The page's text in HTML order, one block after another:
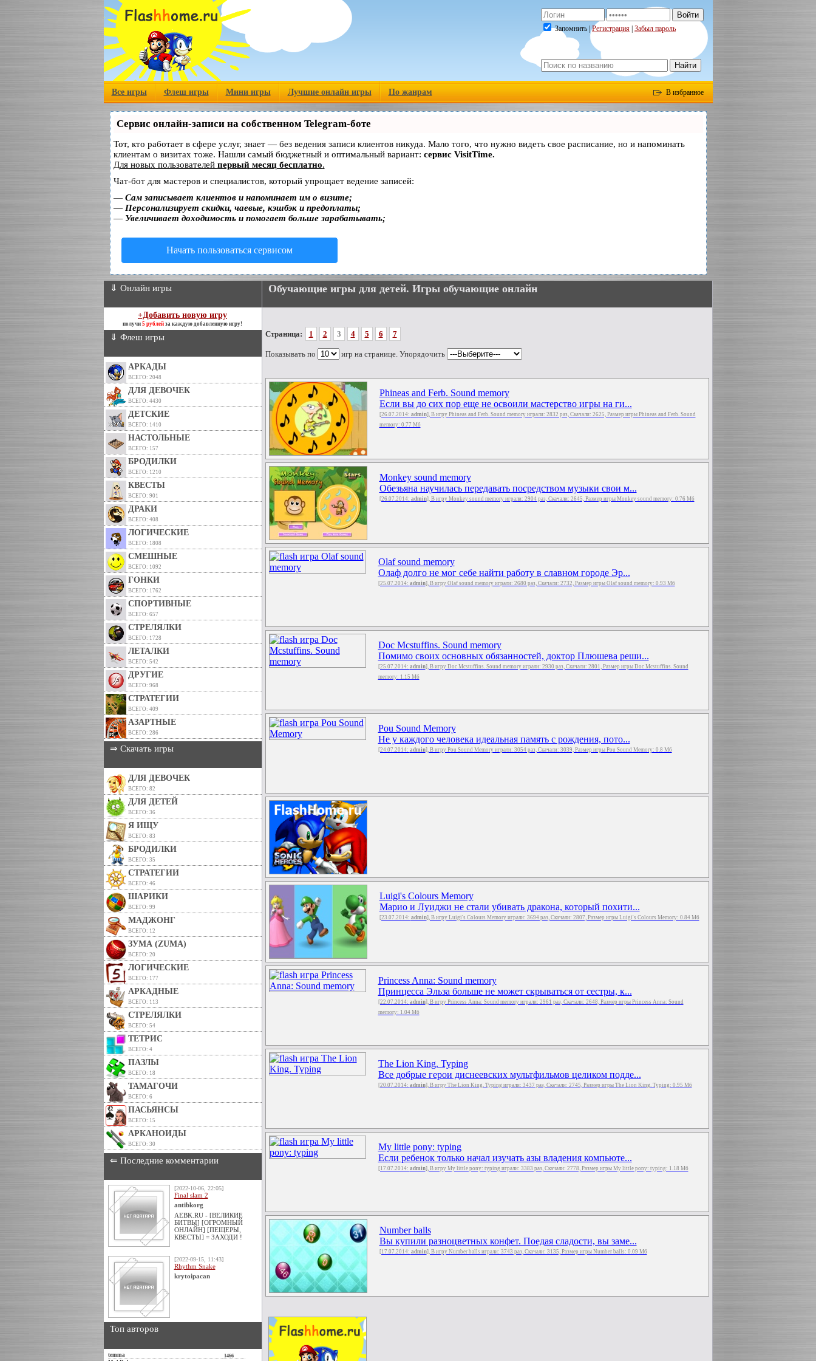
Запомнить |Регистрация Забыл пароль
Все игры Флеш игры Мини игры Лучшие онлайн игры По жанрам В избранное
Сервис онлайн-записи на собственном Telegram-боте
Тот, кто работает в сфере услуг, знает — без ведения записи клиентов никуда. Мало того, что нужно видеть свое расписание, но и напоминать
клиентам о визитах тоже. Нашли самый бюджетный и оптимальный вариант: сервис VisitTime.
Для новых пользователей первый месяц бесплатно.
Чат-бот для мастеров и специалистов, который упрощает ведение записей:
— Сам записывает клиентов и напоминает им о визите;
— Персонализирует скидки, чаевые, кэшбэк и предоплаты;
— Увеличивает доходимость и помогает больше зарабатывать;
Начать пользоваться сервисом
⇓ Онлайн игры
+Добавить новую игру
получи 5 рублей за каждую добавленную игру!
⇓ Флеш игры
АРКАДЫ
ВСЕГО: 2048
ДЛЯ ДЕВОЧЕК
ВСЕГО: 4430
ДЕТСКИЕ
ВСЕГО: 1410
НАСТОЛЬНЫЕ
ВСЕГО: 157
БРОДИЛКИ
ВСЕГО: 1210
КВЕСТЫ
ВСЕГО: 901
ДРАКИ
ВСЕГО: 408
ЛОГИЧЕСКИЕ
ВСЕГО: 1808
СМЕШНЫЕ
ВСЕГО: 1092
ГОНКИ
ВСЕГО: 1762
СПОРТИВНЫЕ
ВСЕГО: 657
СТРЕЛЯЛКИ
ВСЕГО: 1728
ЛЕТАЛКИ
ВСЕГО: 542
ДРУГИЕ
ВСЕГО: 968
СТРАТЕГИИ
ВСЕГО: 409
АЗАРТНЫЕ
ВСЕГО: 286
⇒ Скачать игры
ДЛЯ ДЕВОЧЕК
ВСЕГО: 82
ДЛЯ ДЕТЕЙ
ВСЕГО: 36
Я ИЩУ
ВСЕГО: 83
БРОДИЛКИ
ВСЕГО: 35
СТРАТЕГИИ
ВСЕГО: 46
ШАРИКИ
ВСЕГО: 99
МАДЖОНГ
ВСЕГО: 12
ЗУМА (ZUMA)
ВСЕГО: 20
ЛОГИЧЕСКИЕ
ВСЕГО: 177
АРКАДНЫЕ
ВСЕГО: 113
СТРЕЛЯЛКИ
ВСЕГО: 54
ТЕТРИС
ВСЕГО: 4
ПАЗЛЫ
ВСЕГО: 18
ТАМАГОЧИ
ВСЕГО: 6
ПАСЬЯНСЫ
ВСЕГО: 15
АРКАНОИДЫ
ВСЕГО: 30
⇐ Последние комментарии
[2022-10-06, 22:05]
Final slam 2
antibkorg
AEBK.RU - [ВЕЛИКИЕ
БИТВЫ] [ОГРОМНЫЙ
ОНЛАЙН] [ПЕЩЕРЫ,
КВЕСТЫ] = ЗАХОДИ !
[2022-09-15, 11:43]
Rhythm Snake
krytoipacan
Топ авторов
temma 1466
Обучающие игры для детей. Игры обучающие онлайн
Страница: 1 2 3 4 5 6 7
Показывать по игр на странице. Упорядочить
Phineas and Ferb. Sound memory
Если вы до сих пор еще не освоили мастерство игры на ги...
[26.07.2014: admin], В игру Phineas and Ferb. Sound memory играли: 2832 раз, Скачали: 2625, Размер игры Phineas and Ferb. Sound
memory: 0.77 Мб
Monkey sound memory
Обезьяна научилась передавать посредством музыки свои м...
[26.07.2014: admin], В игру Monkey sound memory играли: 2904 раз, Скачали: 2645, Размер игры Monkey sound memory: 0.76 Мб
Olaf sound memory
Олаф долго не мог себе найти работу в славном городе Эр...
[25.07.2014: admin], В игру Olaf sound memory играли: 2680 раз, Скачали: 2732, Размер игры Olaf sound memory: 0.93 Мб
Doc Mcstuffins. Sound memory
Помимо своих основных обязанностей, доктор Плюшева реши...
[25.07.2014: admin], В игру Doc Mcstuffins. Sound memory играли: 2930 раз, Скачали: 2801, Размер игры Doc Mcstuffins. Sound
memory: 1.15 Мб
Pou Sound Memory
Не у каждого человека идеальная память с рождения, пото...
[24.07.2014: admin], В игру Pou Sound Memory играли: 3054 раз, Скачали: 3039, Размер игры Pou Sound Memory: 0.8 Мб
Luigi's Colours Memory
Марио и Луиджи не стали убивать дракона, который похити...
[23.07.2014: admin], В игру Luigi's Colours Memory играли: 3694 раз, Скачали: 2807, Размер игры Luigi's Colours Memory: 0.84 Мб
Princess Anna: Sound memory
Принцесса Эльза больше не может скрываться от сестры, к...
[22.07.2014: admin], В игру Princess Anna: Sound memory играли: 2961 раз, Скачали: 2648, Размер игры Princess Anna: Sound
memory: 1.04 Мб
The Lion King. Typing
Все добрые герои диснеевских мультфильмов целиком подде...
[20.07.2014: admin], В игру The Lion King. Typing играли: 3437 раз, Скачали: 2745, Размер игры The Lion King. Typing: 0.95 Мб
My little pony: typing
Если ребенок только начал изучать азы владения компьюте...
[17.07.2014: admin], В игру My little pony: typing играли: 3383 раз, Скачали: 2778, Размер игры My little pony: typing: 1.18 Мб
Number balls
Вы купили разноцветных конфет. Поедая сладости, вы заме...
[17.07.2014: admin], В игру Number balls играли: 3743 раз, Скачали: 3135, Размер игры Number balls: 0.09 Мб